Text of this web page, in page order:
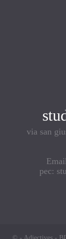
via san
pec: